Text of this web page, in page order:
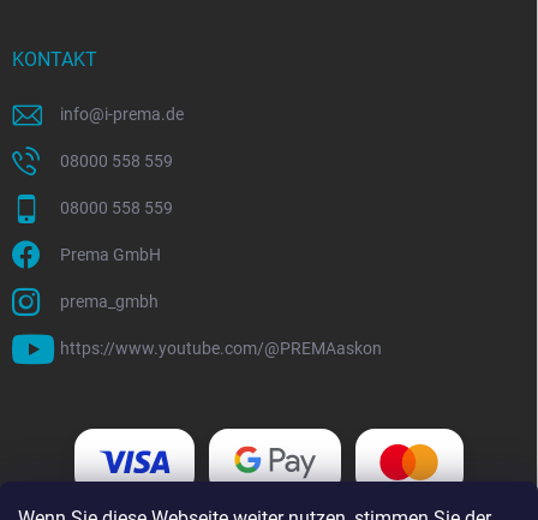
KONTAKT
info@i-prema.de
08000 558 559
08000 558 559
Prema GmbH
prema_gmbh
https://www.youtube.com/@PREMAaskon